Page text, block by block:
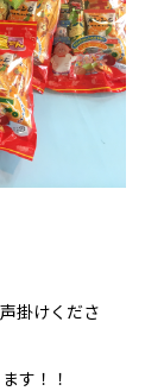
掛けくださ
す！！